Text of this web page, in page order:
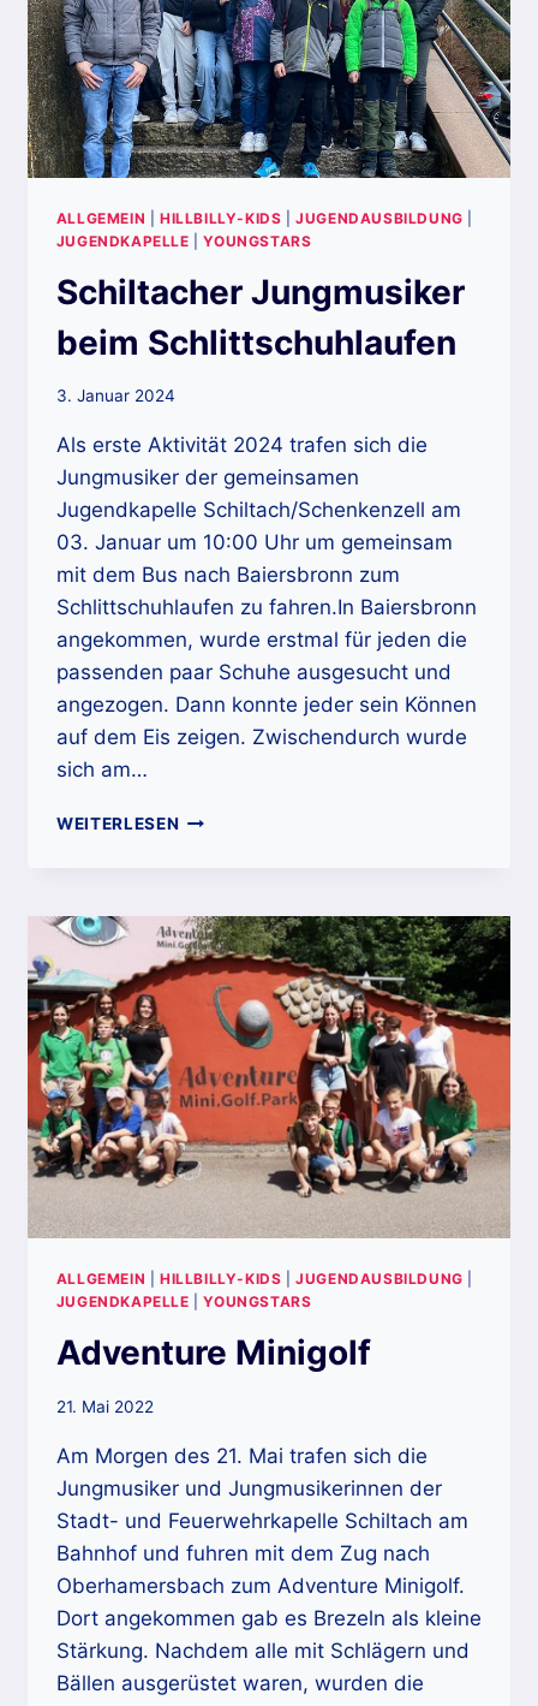
ALLGEMEIN |HILLBILLY-KIDS |JUGENDAUSBILDUNG
JUGENDKAPELLE |YOUNGSTARS
Schiltacher Jungmusiker
beim Schlittschuhlaufen
3. Januar 2024
Als erste Aktivität 2024 trafen sich die
Jungmusiker der gemeinsamen
Jugendkapelle Schiltach/Schenkenzell am
03. Januar um 10:00 Uhr um gemeinsam
mit dem Bus nach Baiersbronn zum
Schlittschuhlaufen zu fahren.In Baiersbronn
angekommen, wurde erstmal für jeden die
passenden paar Schuhe ausgesucht und
angezogen. Dann konnte jeder sein Können
auf dem Eis zeigen. Zwischendurch wurde
sich am…
WEITERLESENSCHILTACHER
ALLGEMEIN |HILLBILLY-KIDS |JUGENDAUSBILDUNG
JUGENDKAPELLE |YOUNGSTARS
Adventure Minigolf
21. Mai 2022
Am Morgen des 21. Mai trafen sich die
Jungmusiker und Jungmusikerinnen der
Stadt- und Feuerwehrkapelle Schiltach am
Bahnhof und fuhren mit dem Zug nach
Oberhamersbach zum Adventure Minigolf.
Dort angekommen gab es Brezeln als kleine
Stärkung. Nachdem alle mit Schlägern und
Bällen ausgerüstet waren, wurden die